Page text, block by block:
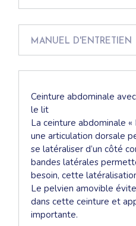
MANUEL D'ENTRETIEN
Ceinture abdominale
le lit
La ceinture abdominale
une articulation dorsale
se latéraliser d’un côté
bandes latérales
besoin, cette
Le pelvien amovible
dans cette ceinture et
importante.